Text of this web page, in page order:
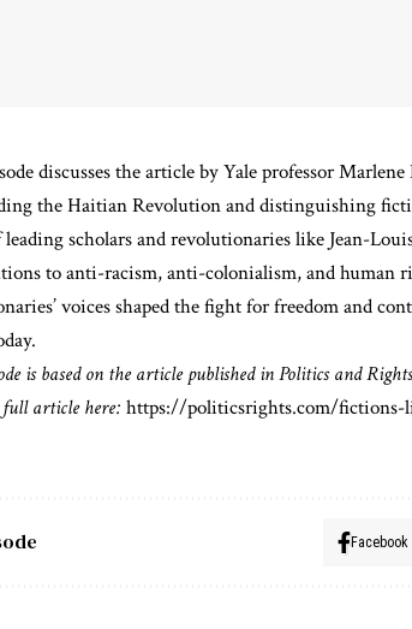
discusses the article by Yale professor
the Haitian Revolution and distinguishing
scholars and revolutionaries like Jean-
to anti-racism, anti-colonialism, and human
voices shaped the fight for freedom and
is based on the article published in Politics and
article here: ⁠https://politicsrights.com/
Facebook